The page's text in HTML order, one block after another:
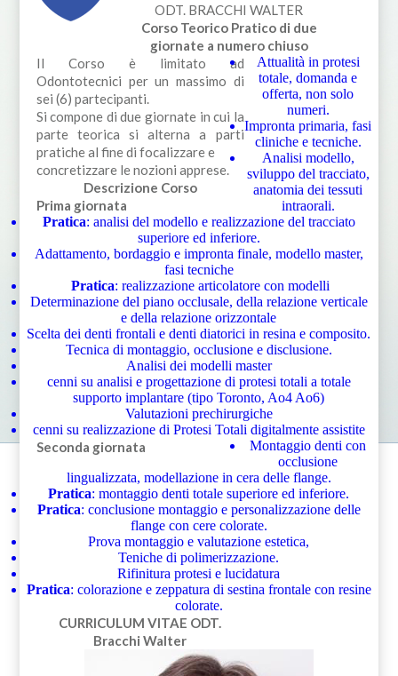
ODT. BRACCHI WALTER
Corso Teorico Pratico di due
giornate a numero chiuso
Il Corso è limitato ad
Odontotecnici per un massimo di
sei (6) partecipanti.
Si compone di due giornate in cui la
parte teorica si alterna a parti
pratiche al fine di focalizzare e
concretizzare le nozioni apprese.
Descrizione Corso
Prima giornata
Attualità in protesi
totale, domanda e
offerta, non solo
numeri.
Impronta primaria, fasi
cliniche e tecniche.
Analisi modello,
sviluppo del tracciato,
anatomia dei tessuti
intraorali.
Pratica: analisi del modello e realizzazione del tracciato
superiore ed inferiore.
Adattamento, bordaggio e impronta finale, modello master,
fasi tecniche
Pratica: realizzazione articolatore con modelli
Determinazione del piano occlusale, della relazione verticale
e della relazione orizzontale
Scelta dei denti frontali e denti diatorici in resina e composito.
Tecnica di montaggio, occlusione e disclusione.
Analisi dei modelli master
cenni su analisi e progettazione di protesi totali a totale
supporto implantare (tipo Toronto, Ao4 Ao6)
Valutazioni prechirurgiche
cenni su realizzazione di Protesi Totali digitalmente assistite
Seconda giornata
Montaggio denti con
occlusione
lingualizzata, modellazione in cera delle flange.
Pratica: montaggio denti totale superiore ed inferiore.
Pratica: conclusione montaggio e personalizzazione delle
flange con cere colorate.
Prova montaggio e valutazione estetica,
Teniche di polimerizzazione.
Rifinitura protesi e lucidatura
Pratica: colorazione e zeppatura di sestina frontale con resine
colorate.
CURRICULUM VITAE ODT.
Bracchi Walter